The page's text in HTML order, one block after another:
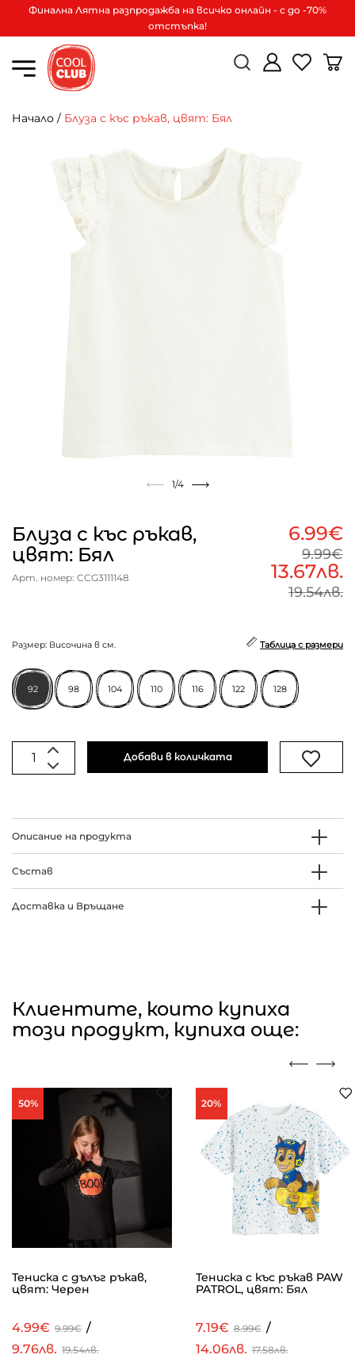
Финална Лятна разпродажба на всичко онлайн - с до -70%
отстъпка!
Начало / Блуза с къс ръкав, цвят: Бял
1/4
Блуза с къс ръкав,
цвят: Бял
Арт. номер: CCG3111148
6.99€
9.99€
13.67лв.
19.54лв.
Размер: Височина в см. Таблица с размери
92 98 104 110 116 122 128
Добави в количката
Описание на продукта
Състав
Доставка и Връщане
Клиентите, които купиха
този продукт, купиха още:
50%
Тениска с дълъг ръкав,
цвят: Черен
4.99€ 9.99€ /
9.76лв. 19.54лв.
20%
Тениска с къс ръкав PAW
PATROL, цвят: Бял
7.19€ 8.99€ /
14.06лв. 17.58лв.